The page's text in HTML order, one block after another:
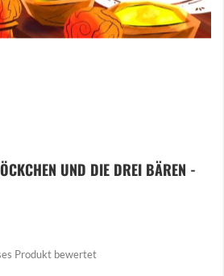
UND DIE DREI BÄREN -
Produkt bewertet